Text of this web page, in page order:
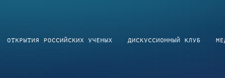
ОТКРЫТИЯ РОССИЙСКИХ УЧЕНЫХ ДИСКУССИОННЫЙ КЛУБ